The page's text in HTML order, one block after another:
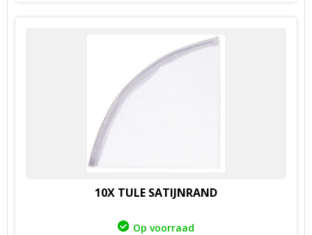
10X TULE SATIJNRAND
Op voorraad